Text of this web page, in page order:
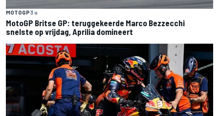
MOTOGP3 u
MotoGP Britse GP: teruggekeerde Marco Bezzecchi
snelste op vrijdag, Aprilia domineert